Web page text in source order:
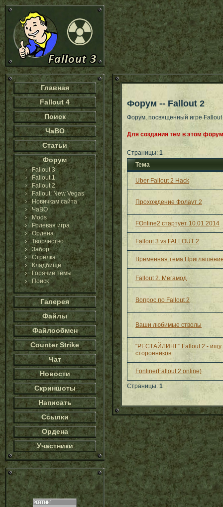
Главная
Fallout 4
Поиск
ЧаВО
Статьи
Форум
Fallout 3
Fallout 1
Fallout 2
Fallout: New Vegas
Новичкам сайта
ЧаВО
Mods
Ролевая игра
Ордена
Творчество
Забор
Стрелка
Кладбище
Горячие темы
Поиск
Галерея
Файлы
Файлообмен
Counter Strike
Чат
Новости
Скриншоты
Написать
Ссылки
Ордена
Участники
Форум -- Fallout 2
Форум, посвящённый игре Fallout
Для создания тем в этом
Страницы: 1
Тема
Uber Fallout 2 Hack
Прохождение Фолаут 2
FOnline2 стартует 10.01.2014
Fallout 3 vs FALLOUT 2
Временная
Fallout 2. Мегамод
Вопрос по Fallout 2
Ваши любимые стволы
"РЕСТАЙЛИНГ" Fallout 2 - ищу
сторонников
Fonline(Fallout 2 online)
Страницы: 1